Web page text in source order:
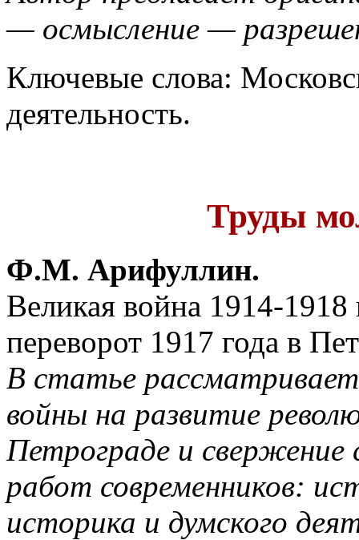
— осмысление —
Ключевые слова:
деятельность.
Труды
Ф.М. Арифуллин.
Великая война 1914-
переворот 1917 года в
В статье
войны на развитие
Петрограде и
работ современников:
историка и думского